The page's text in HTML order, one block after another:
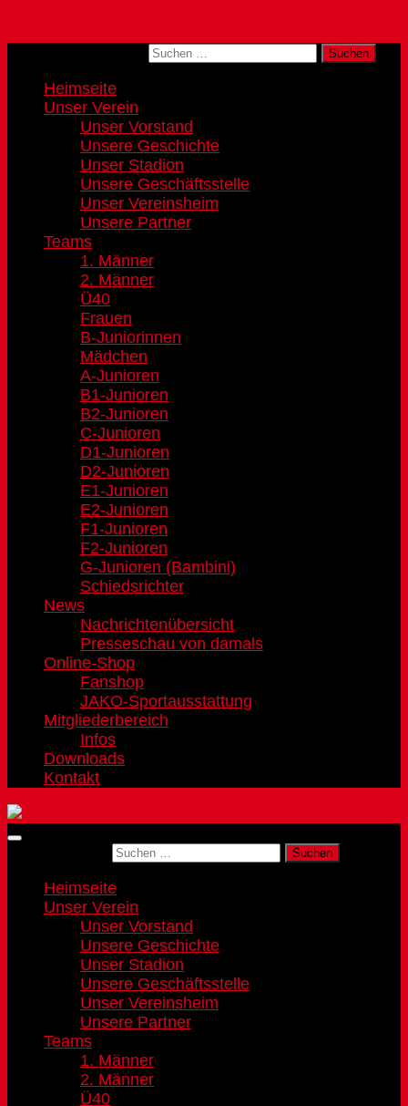
Heimseite
Unser Verein
Unser Vorstand
Unsere Geschichte
Unser Stadion
Unsere Geschäftsstelle
Unser Vereinsheim
Unsere Partner
Teams
1. Männer
2. Männer
Ü40
Frauen
B-Juniorinnen
Mädchen
A-Junioren
B1-Junioren
B2-Junioren
C-Junioren
D1-Junioren
D2-Junioren
E1-Junioren
E2-Junioren
F1-Junioren
F2-Junioren
G-Junioren (Bambini)
Schiedsrichter
News
Nachrichtenübersicht
Presseschau von damals
Online-Shop
Fanshop
JAKO-Sportausstattung
Mitgliederbereich
Infos
Downloads
Kontakt
Heimseite
Unser Verein
Unser Vorstand
Unsere Geschichte
Unser Stadion
Unsere Geschäftsstelle
Unser Vereinsheim
Unsere Partner
Teams
1. Männer
2. Männer
Ü40